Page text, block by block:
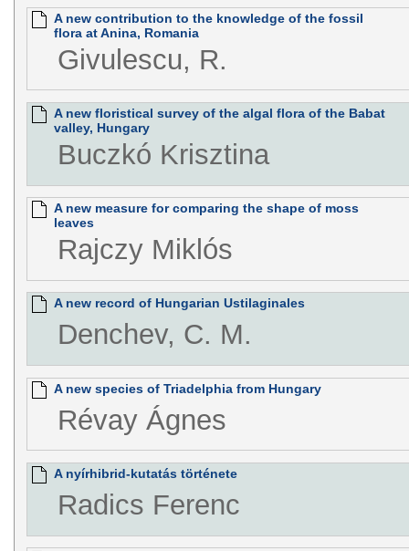
A new contribution to the knowledge of the fossil
flora at Anina, Romania
Givulescu, R.
A new floristical survey of the algal flora of the Babat
valley, Hungary
Buczkó Krisztina
A new measure for comparing the shape of moss
leaves
Rajczy Miklós
A new record of Hungarian Ustilaginales
Denchev, C. M.
A new species of Triadelphia from Hungary
Révay Ágnes
A nyírhibrid-kutatás története
Radics Ferenc